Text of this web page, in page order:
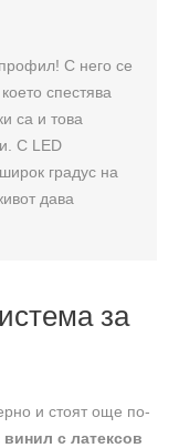
С него се
спестява
са и това
С LED
градус на
дава
за
и стоят още по-
винил с латексов